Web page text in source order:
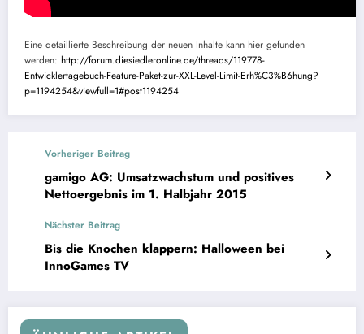
Eine detaillierte Beschreibung der neuen Inhalte kann hier gefunden
werden: http://forum.diesiedleronline.de/threads/119778-
Entwicklertagebuch-Feature-Paket-zur-XXL-Level-Limit-Erh%C3%B6hung?
p=1194254&viewfull=1#post1194254
Vorheriger Beitrag
gamigo AG: Umsatzwachstum und positives
Nettoergebnis im 1. Halbjahr 2015
Nächster Beitrag
Bis die Knochen klappern: Halloween bei
InnoGames TV